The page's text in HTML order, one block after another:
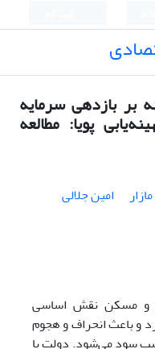
بر بازدهی سرمایه
پویا: مطالعه
امین جلالی
و مسکن نقش اساسی
و باعث انحراف و هجوم
سود می‌شود. دولت‌ با